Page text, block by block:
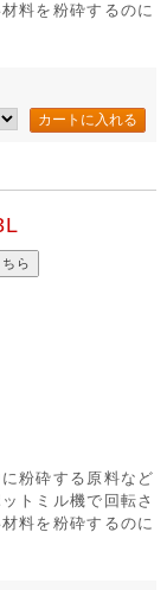
料を粉砕するのに
ら
粉砕する原料など
トミル機で回転さ
料を粉砕するのに